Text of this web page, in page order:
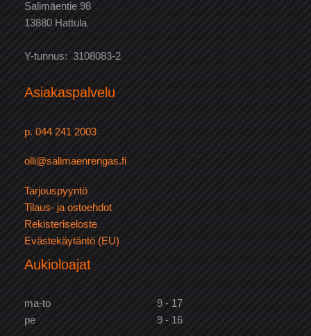
Salimäentie 98
13880 Hattula
Y-tunnus: 3108083-2
Asiakaspalvelu
p. 044 241 2003
olli@salimaenrengas.fi
Tarjouspyyntö
Tilaus- ja ostoehdot
Rekisteriseloste
Evästekäytäntö (EU)
Aukioloajat
ma-to
9 - 17
pe
9 - 16